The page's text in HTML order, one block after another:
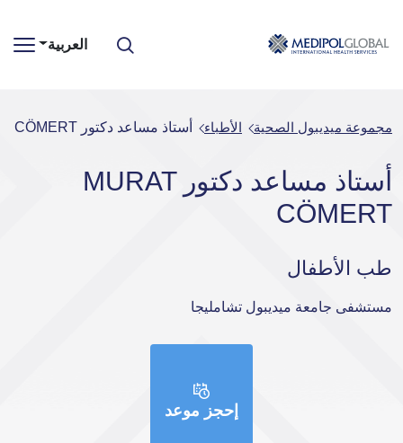
العربية
مجموعة ميديبول الصحية الأطباء أستاذ مساعد دكتور MURAT CÖMERT
أستاذ مساعد دكتور MURAT
CÖMERT
طب الأطفال
مستشفى جامعة ميديبول تشامليجا
إحجز موعد